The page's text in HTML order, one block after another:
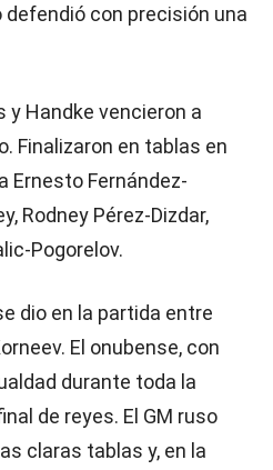
con precisión una
Handke vencieron a
Finalizaron en tablas en
Ernesto Fernández-
Rodney Pérez-Dizdar,
Pogorelov.
dio en la partida entre
El onubense, con
durante toda la
de reyes. El GM ruso
claras tablas y, en la